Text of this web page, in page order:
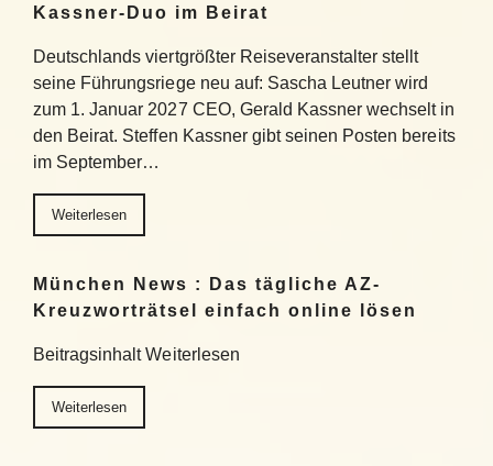
Kassner-Duo im Beirat
Deutschlands viertgrößter Reiseveranstalter stellt
seine Führungsriege neu auf: Sascha Leutner wird
zum 1. Januar 2027 CEO, Gerald Kassner wechselt in
den Beirat. Steffen Kassner gibt seinen Posten bereits
im September…
Weiterlesen
München News : Das tägliche AZ-
Kreuzworträtsel einfach online lösen
Beitragsinhalt Weiterlesen
Weiterlesen